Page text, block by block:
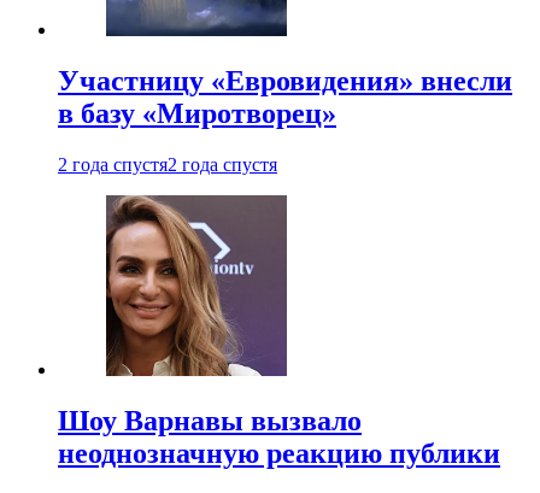
Участницу «Евровидения» внесли
в базу «Миротворец»
2 года спустя2 года спустя
Шоу Варнавы вызвало
неоднозначную реакцию публики